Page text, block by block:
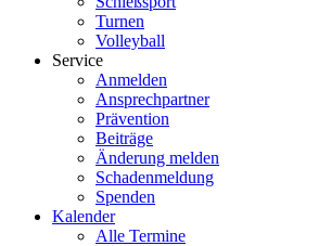
Turnen
Volleyball
Service
Anmelden
Ansprechpartner
Prävention
Beiträge
Änderung melden
Schadenmeldung
Spenden
Kalender
Alle Termine